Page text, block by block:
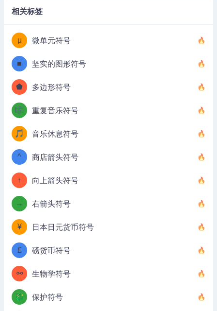
相关标签
μ 微单元符号
■ 坚实的图形符号
⬟ 多边形符号
🎼 重复音乐符号
🎵 音乐休息符号
^ 商店箭头符号
↑ 向上箭头符号
→ 右箭头符号
¥ 日本日元货币符号
£ 磅货币符号
⚯ 生物学符号
🐉 保护符号